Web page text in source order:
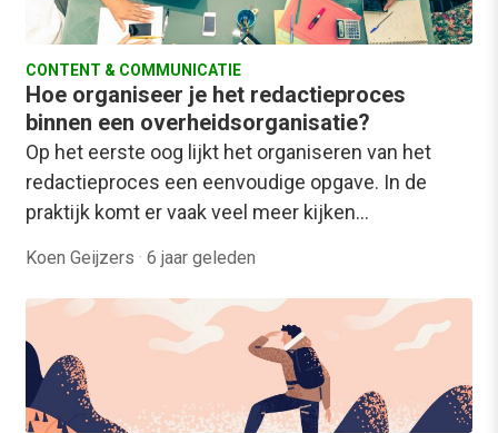
CONTENT & COMMUNICATIE
Hoe organiseer je het redactieproces
binnen een overheidsorganisatie?
Op het eerste oog lijkt het organiseren van het
redactieproces een eenvoudige opgave. In de
praktijk komt er vaak veel meer kijken…
Koen Geijzers · 6 jaar geleden